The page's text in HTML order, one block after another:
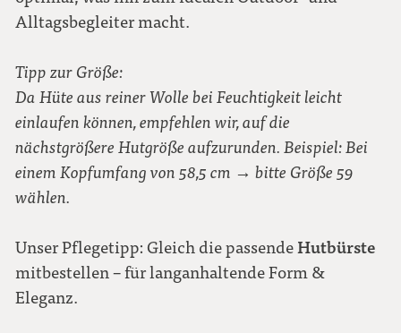
Alltagsbegleiter macht.
Tipp zur Größe:
Da Hüte aus reiner Wolle bei Feuchtigkeit leicht
einlaufen können, empfehlen wir, auf die
nächstgrößere Hutgröße aufzurunden. Beispiel: Bei
einem Kopfumfang von 58,5 cm → bitte Größe 59
wählen.
Unser Pflegetipp: Gleich die passendeHutbürste
mitbestellen – für langanhaltende Form &
Eleganz.